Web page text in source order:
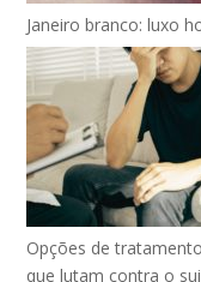
Janeiro branco: luxo
Opções de
que lutam contra o